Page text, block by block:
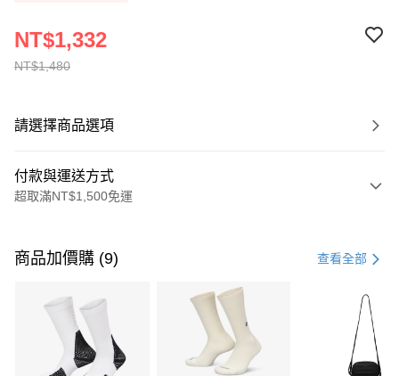
NT$1,480
NT$1,332
請選擇商品選項
付款與運送方式
超取滿NT$1,500免運
信用卡一次付款
3 期 0 利率 每期 21家銀行
合作金庫商業銀行
第一商業銀行
華南商業銀行
彰化商業銀行
商品加價購 (9) 查看全部